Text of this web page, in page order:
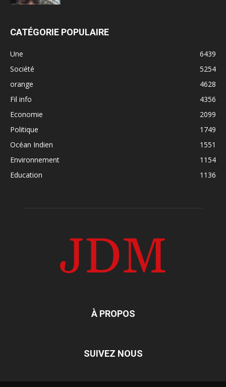
CATÉGORIE POPULAIRE
Une
6439
Société
5254
orange
4628
Fil info
4356
Economie
2099
Politique
1749
Océan Indien
1551
Environnement
1154
Education
1136
À PROPOS
SUIVEZ NOUS